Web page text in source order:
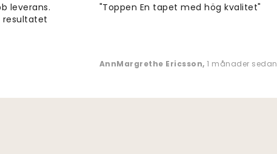
leverans.
resultatet
"Toppen En tapet med hög kvalitet"
AnnMargrethe Ericsson, 1 månader sedan